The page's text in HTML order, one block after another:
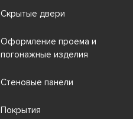
Скрытые двери
Оформление проема и
погонажные изделия
Стеновые панели
Покрытия